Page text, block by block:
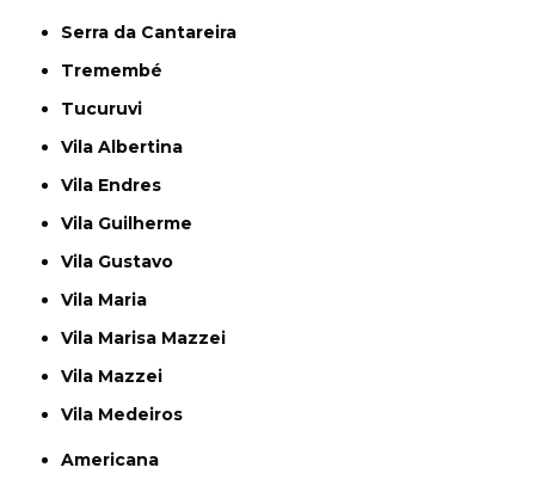
Serra da Cantareira
Tremembé
Tucuruvi
Vila Albertina
Vila Endres
Vila Guilherme
Vila Gustavo
Vila Maria
Vila Marisa Mazzei
Vila Mazzei
Vila Medeiros
Americana